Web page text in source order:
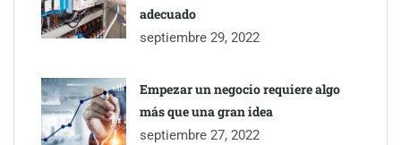
adecuado
septiembre 29, 2022
Empezar un negocio requiere algo
más que una gran idea
septiembre 27, 2022